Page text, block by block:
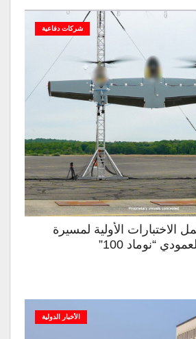
شركات دفاعية
الأولية لمسيرة
“نوماد 100”
الأخبار الدولية